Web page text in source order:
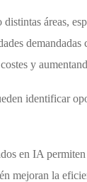
áreas,
y
identificar
en IA
mejoran la